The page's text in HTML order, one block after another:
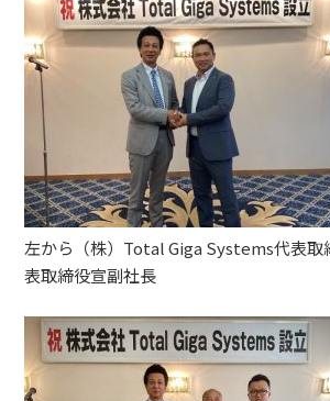
左から（株）Total Giga Systems代表取
表取締役宣副社長